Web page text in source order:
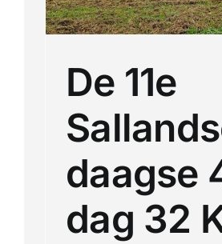
De 11e
daagse
dag 32